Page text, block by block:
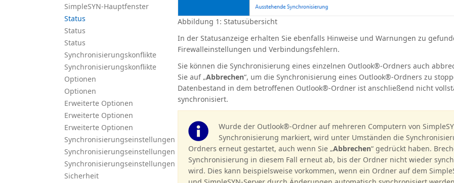
SimpleSYN-Hauptfenster
Status
Status
Status
Synchronisierungskonflikte
Synchronisierungskonflikte
Optionen
Optionen
Erweiterte Optionen
Erweiterte Optionen
Erweiterte Optionen
Synchronisierungseinstellungen
Synchronisierungseinstellungen
Synchronisierungseinstellungen
Sicherheit
Abbildung 1: Statusübersicht
In der Statusanzeige erhalten Sie ebenfalls Hinweise und Warnungen zu
Firewalleinstellungen und Verbindungsfehlern.
Sie können die Synchronisierung eines einzelnen Outlook®-Ordners auch
Sie auf „Abbrechen“, um die Synchronisierung eines Outlook®-Ordners zu
Datenbestand in dem betroffenen Outlook®-Ordner ist anschließend nicht
synchronisiert.
Wurde der Outlook®-Ordner auf mehreren Computern von
Synchronisierung markiert, wird unter Umständen die
Ordners erneut gestartet, auch wenn Sie „Abbrechen“ gedrückt haben.
Synchronisierung in diesem Fall erneut ab, bis der Ordner nicht wieder
wird. Dies kann beispielsweise vorkommen, wenn ein Ordner auf dem